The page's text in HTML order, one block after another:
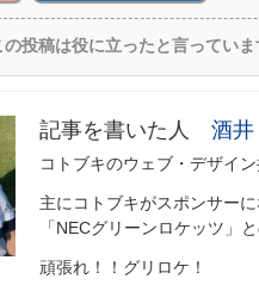
投稿は役に立ったと言っていま
酒井
コトブキのウェブ・デザイン
主にコトブキがスポンサー
「NECグリーンロケッツ」
頑張れ！！グリロケ！